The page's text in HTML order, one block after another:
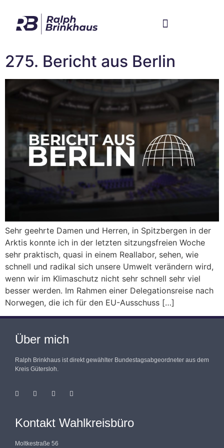
275. Bericht aus Berlin
Sehr geehrte Damen und Herren, in Spitzbergen in der
Arktis konnte ich in der letzten sitzungsfreien Woche
sehr praktisch, quasi in einem Reallabor, sehen, wie
schnell und radikal sich unsere Umwelt verändern wird,
wenn wir im Klimaschutz nicht sehr schnell sehr viel
besser werden. Im Rahmen einer Delegationsreise nach
Norwegen, die ich für den EU-Ausschuss […]
Über mich
Ralph Brinkhaus ist direkt gewählter Bundestagsabgeordneter aus dem
Kreis Gütersloh.
Kontakt Wahlkreisbüro
Moltkestraße 56